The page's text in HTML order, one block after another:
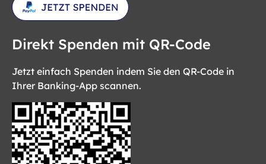
Direkt Spenden mit QR-Code
Jetzt einfach Spenden indem Sie den QR-Code in
Ihrer Banking-App scannen.